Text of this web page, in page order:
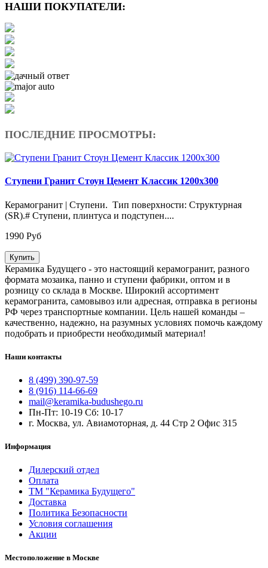
НАШИ ПОКУПАТЕЛИ:
ПОСЛЕДНИЕ ПРОСМОТРЫ:
Ступени Гранит Стоун Цемент Классик 1200х300
Керамогранит | Ступени. Тип поверхности: Структурная
(SR).# Ступени, плинтуса и подступен....
1990 Руб
Купить
Керамика Будущего - это настоящий керамогранит, разного
формата мозаика, панно и ступени фабрики, оптом и в
розницу со склада в Москве. Широкий ассортимент
керамогранита, самовывоз или адресная, отправка в регионы
РФ через транспортные компании. Цель нашей команды –
качественно, надежно, на разумных условиях помочь каждому
подобрать и приобрести необходимый материал!
Наши контакты
8 (499) 390-97-59
8 (916) 114-66-69
mail@keramika-budushego.ru
Пн-Пт: 10-19 Сб: 10-17
г. Москва, ул. Авиамоторная, д. 44 Стр 2 Офис 315
Информация
Дилерский отдел
Оплата
ТМ "Керамика Будущего"
Доставка
Политика Безопасности
Условия соглашения
Акции
Местоположение в Москве